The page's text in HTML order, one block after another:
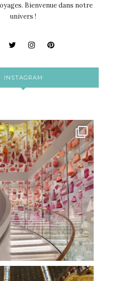
Bienvenue dans notre
univers !
INSTAGRAM